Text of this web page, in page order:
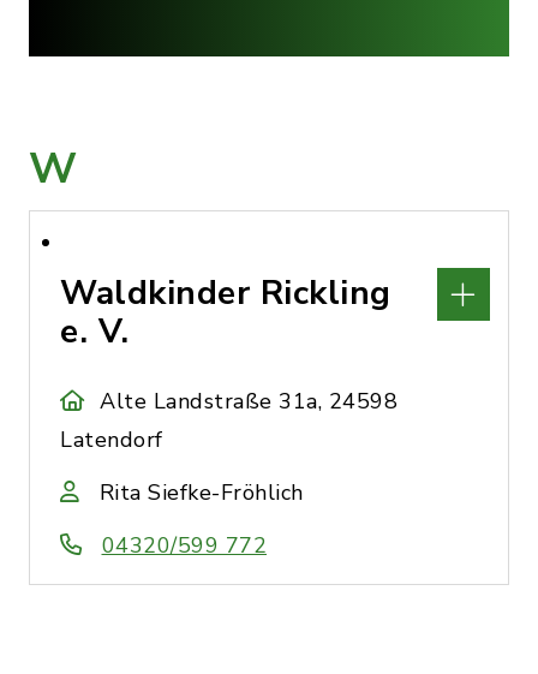
W
Waldkinder Rickling
e. V.
Alte Landstraße 31a, 24598
Latendorf
Rita Siefke-Fröhlich
04320/599 772